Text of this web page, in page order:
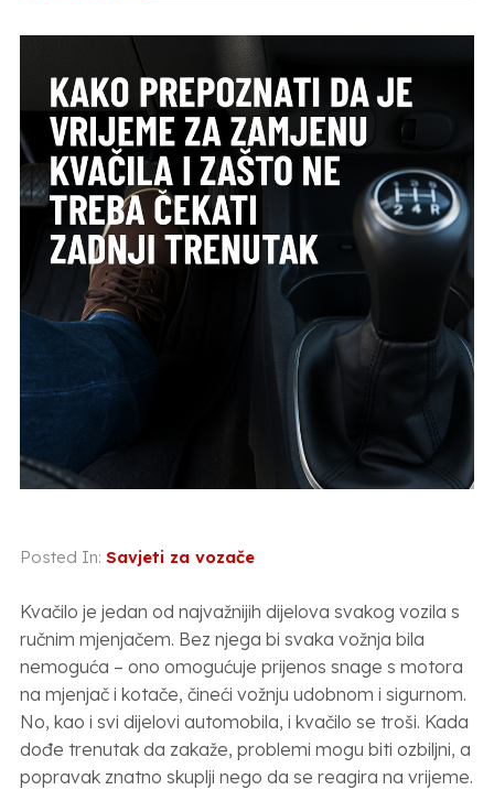
Posted In: Savjeti za vozače
Kvačilo je jedan od najvažnijih dijelova svakog vozila s
ručnim mjenjačem. Bez njega bi svaka vožnja bila
nemoguća – ono omogućuje prijenos snage s motora
na mjenjač i kotače, čineći vožnju udobnom i sigurnom.
No, kao i svi dijelovi automobila, i kvačilo se troši. Kada
dođe trenutak da zakaže, problemi mogu biti ozbiljni, a
popravak znatno skuplji nego da se reagira na vrijeme.